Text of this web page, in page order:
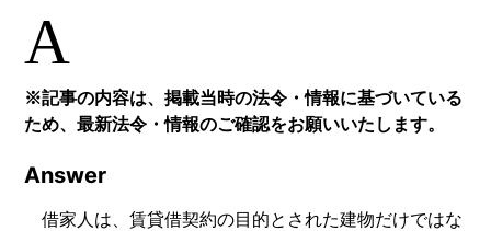
A
※記事の内容は、掲載当時の法令・情報に基づいている
ため、最新法令・情報のご確認をお願いいたします。
Answer
借家人は、賃貸借契約の目的とされた建物だけではな